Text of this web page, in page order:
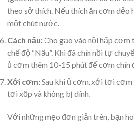
theo sở thích. Nếu thích ăn cơm dẻo
một chút nước.
Cách nấu:Cho gạo vào nồi hấp cơm
chế độ “Nấu”. Khi đã chín nồi tự
ủ cơm thêm 10-15 phút để cơm chín
Xới cơm:Sau khi ủ cơm, xới tơi
tơi xốp và không bị dính.
Với những mẹo đơn giản trên, bạn